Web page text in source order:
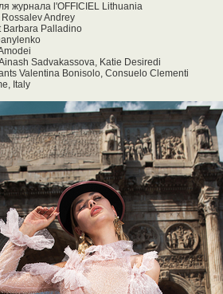
журнала l'OFFICIEL Lithuania
Andrey
Barbara Palladino
Sadvakassova, Katie Desiredi
Valentina Bonisolo, Consuelo Clementi
Italy